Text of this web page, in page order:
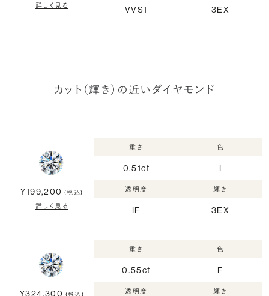
詳しく見る VVS1 3EX
カット（輝き）の近いダイヤモンド
¥199,200 (税込)
詳しく見る
重さ
0.51ct
色
I
透明度
IF
輝き
3EX
¥324,300 (税込)
重さ
0.55ct
色
F
透明度 輝き